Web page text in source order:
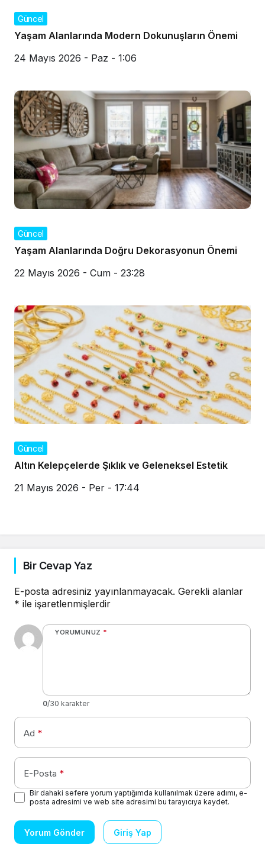
Güncel
Yaşam Alanlarında Modern Dokunuşların Önemi
24 Mayıs 2026 - Paz - 1:06
Güncel
Yaşam Alanlarında Doğru Dekorasyonun Önemi
22 Mayıs 2026 - Cum - 23:28
Güncel
Altın Kelepçelerde Şıklık ve Geleneksel Estetik
21 Mayıs 2026 - Per - 17:44
Bir Cevap Yaz
E-posta adresiniz yayınlanmayacak. Gerekli alanlar
* ile işaretlenmişlerdir
YORUMUNUZ *
0/30 karakter
Ad *
E-Posta *
Bir dahaki sefere yorum yaptığımda kullanılmak üzere adımı, e-
posta adresimi ve web site adresimi bu tarayıcıya kaydet.
Yorum Gönder Giriş Yap